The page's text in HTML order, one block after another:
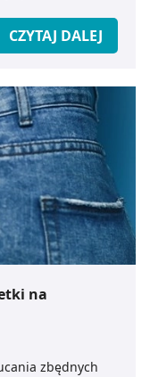
CZYTAJ DALEJ
na
zbędnych